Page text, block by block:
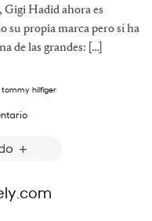
Hadid ahora es
su propia marca pero sí ha
de las grandes: […]
tommy hilfiger